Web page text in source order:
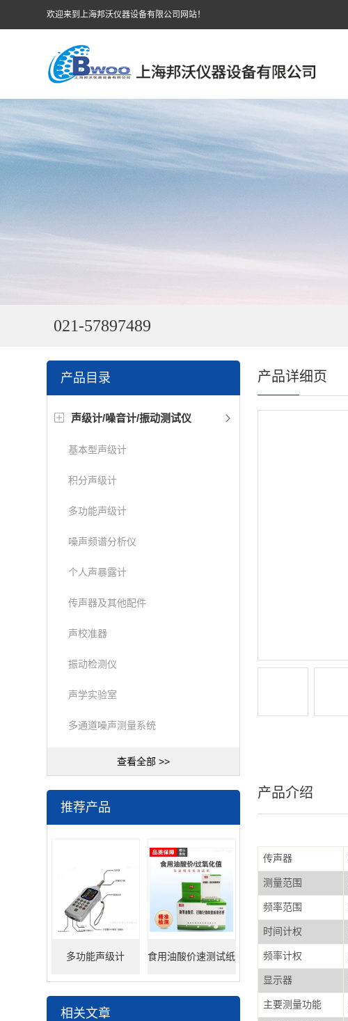
欢迎来到上海邦沃仪器设备有限公司网站！
021-57897489
产品目录
声级计/噪音计/振动测试仪
基本型声级计
积分声级计
多功能声级计
噪声频谱分析仪
个人声暴露计
传声器及其他配件
声校准器
振动检测仪
声学实验室
多通道噪声测量系统
查看全部 >>
推荐产品
多功能声级计 食用油酸价速测试纸
相关文章
产品详细页
产品介绍
传声器
测量范围
频率范围
时间计权
频率计权
显示器
主要测量功能